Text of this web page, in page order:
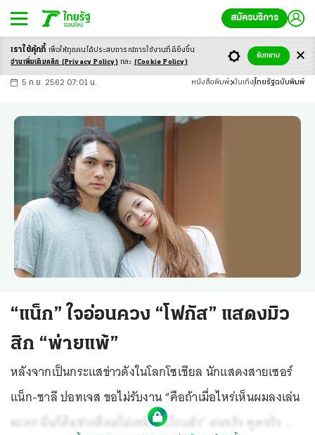
สมัครบริการ
-ก ก ก+
5 ก.ย. 2562 07:01 น. หนังสือพิมพ์ บันเทิง ไทยรัฐฉบับพิมพ์
“แน็ก” ใจอ่อนควง “โฟกัส” แสดงมิว
สิก “พ่ายแพ้”
หลังจากเป็นกระแสข่าวดังในโลกโซเชียล นักแสดงสายเซอร์
แน็ก-ชาลี ปอทเจส ขอไม่รับงาน “คือถ้าเมื่อไหร่เห็นผมลงเล่น
ละคร นั่นก็คือช่วงที่ผมไม่เหลืออะไรแล้ว” คนจริง พูดจริง ทำ
เราใช้คุ้กกี้ เพื่อให้ทุกคนได้ประสบการณ์การใช้งานที่ดียิ่งขึ้น
อ่านเพิ่มเติมคลิก (Privacy Policy) และ (Cookie Policy)
รับทราบ